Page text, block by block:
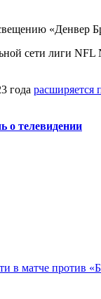
«Денвер
сети лиги
года расширяется
о телевидении
в матче против